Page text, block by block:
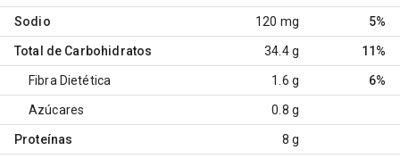
Sodio 120 mg 5%
Total de Carbohidratos 34.4 g 11%
Fibra Dietética 1.6 g 6%
Azúcares 0.8 g
Proteínas 8 g